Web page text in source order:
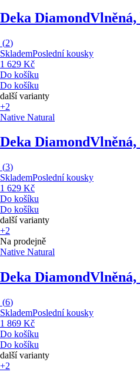
Deka DiamondVlněná,
(2)
SklademPoslední kousky
1 629 Kč
Do košíku
Do košíku
další varianty
+2
Native Natural
Deka DiamondVlněná,
(3)
SklademPoslední kousky
1 629 Kč
Do košíku
Do košíku
další varianty
+2
Na prodejně
Native Natural
Deka DiamondVlněná,
(6)
SklademPoslední kousky
1 869 Kč
Do košíku
Do košíku
další varianty
+2